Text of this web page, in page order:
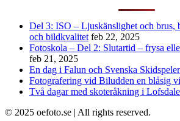
Del 3: ISO – Ljuskänslighet och brus,
och bildkvalitet feb 22, 2025
Fotoskola – Del 2: Slutartid – frysa
feb 21, 2025
En dag i Falun och Svenska
Fotografering vid Biludden en blåsig
Två dagar med skoteråkning i
© 2025 oefoto.se | All rights reserved.